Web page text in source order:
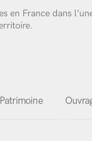
en France dans
Patrimoine